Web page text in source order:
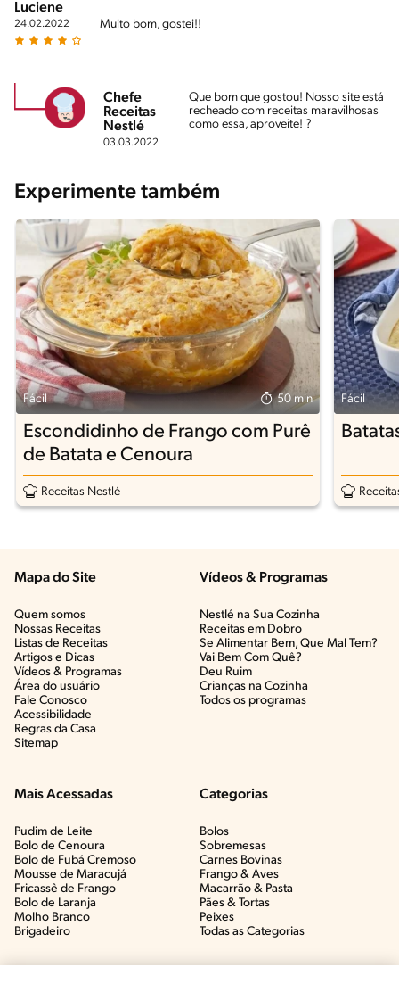
Luciene
24.02.2022 Muito bom, gostei!!
Chefe
Receitas
Nestlé
03.03.2022
Que bom que gostou! Nosso site está
recheado com receitas maravilhosas
como essa, aproveite! ?
Experimente também
Fácil 50 min
Escondidinho de Frango com Purê
de Batata e Cenoura
Receitas Nestlé
Fácil
Mapa do Site
Quem somos
Nossas Receitas
Listas de Receitas​
Artigos e Dicas​
Vídeos & Programas​
Área do usuário
Fale Conosco
Acessibilidade
Regras da Casa
Sitemap
Vídeos & Programas​
Nestlé na Sua Cozinha
Receitas em Dobro
Se Alimentar Bem, Que Mal Tem?​
Vai Bem Com Quê?​
Deu Ruim​
Crianças na Cozinha​
Todos os programas
Mais Acessadas
Pudim de Leite
Bolo de Cenoura
Bolo de Fubá Cremoso
Mousse de Maracujá
Fricassê de Frango
Bolo de Laranja
Molho Branco
Brigadeiro
Categorias
Bolos
Sobremesas
Carnes Bovinas​
Frango & Aves​
Macarrão & Pasta​
Pães & Tortas​
Peixes
Todas as Categorias